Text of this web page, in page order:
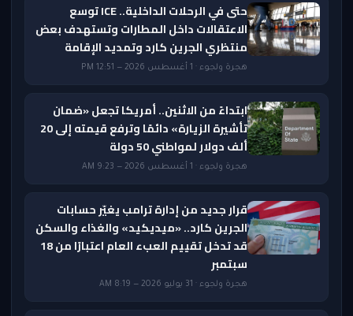
حتى في الرحلات الداخلية.. ICE توسع
الاعتقالات داخل المطارات وتستهدف بعض
منتظري الجرين كارد وتمديد الإقامة
هجرة ولجوء · 1 أغسطس 2026 — 12:51 PM
ابتداءً من الاثنين.. أمريكا تجعل «ضمان
تأشيرة الزيارة» دائمًا وترفع قيمته إلى 20
ألف دولار لمواطني 50 دولة
هجرة ولجوء · 1 أغسطس 2026 — 9:23 AM
قرار جديد من إدارة ترامب يغيّر حسابات
الجرين كارد.. «ميديكيد» والغذاء والسكن
قد تدخل تقييم العبء العام اعتبارًا من 18
سبتمبر
هجرة ولجوء · 31 يوليو 2026 — 8:19 AM